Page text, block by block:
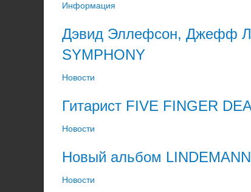
Информация
Дэвид Эллефсон, Джефф
SYMPHONY
Новости
Гитарист FIVE FINGER
Новости
Новый альбом
Новости